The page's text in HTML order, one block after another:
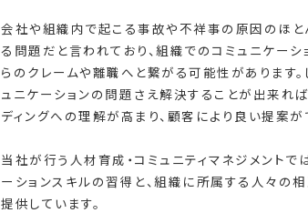
会社や組織内で起こる事故や不祥事の原因のほと
る問題だと言われており、組織でのコミュニケーシ
らのクレームや離職へと繋がる可能性があります。
ュニケーションの問題さえ解決することが出来れ
ディングへの理解が高まり、顧客により良い提案が
当社が行う人材育成・コミュニティマネジメントで
ーションスキルの習得と、組織に所属する人々の
提供しています。